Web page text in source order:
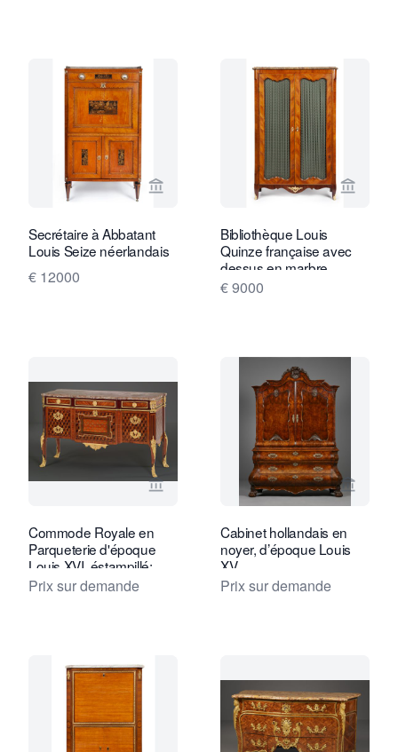
Voir la page vendeur de Daatselaar
Secrétaire à Abbatant
Louis Seize néerlandais
€ 12000
Voir la
Bibliothèque Louis
Quinze française avec
dessus en marbre
€ 9000
Voir la page vendeur de Kollenburg
Commode Royale en
Parqueterie d'époque
Louis XVI, éstampillé:
Mewesen
Prix sur demande
Voir la
Cabinet hollandais en
noyer, d’époque Louis
XV
Prix sur demande